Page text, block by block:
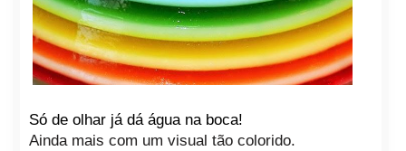
Só de olhar já dá água na boca!
Ainda mais com um visual tão colorido.